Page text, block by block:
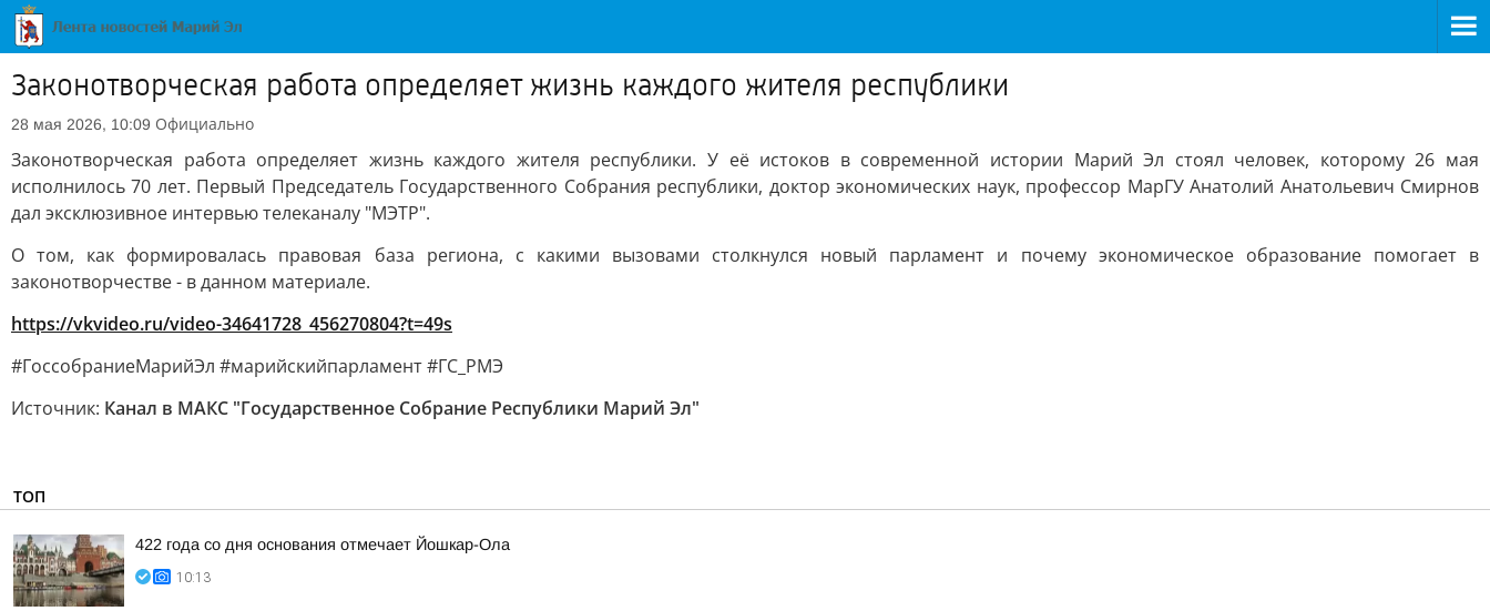
Законотворческая работа определяет жизнь каждого жителя республики
28 мая 2026, 10:09 Официально
Законотворческая работа определяет жизнь каждого жителя республики. У её истоков в современной истории Марий Эл стоял человек, которому 26 мая
исполнилось 70 лет. Первый Председатель Государственного Собрания республики, доктор экономических наук, профессор МарГУ Анатолий Анатольевич Смирнов
дал эксклюзивное интервью телеканалу "МЭТР".
О том, как формировалась правовая база региона, с какими вызовами столкнулся новый парламент и почему экономическое образование помогает в
законотворчестве - в данном материале.
https://vkvideo.ru/video-34641728_456270804?t=49s
#ГоссобраниеМарийЭл #марийскийпарламент #ГС_РМЭ
Источник: Канал в МАКС "Государственное Собрание Республики Марий Эл"
ТОП
422 года со дня основания отмечает Йошкар-Ола
10:13